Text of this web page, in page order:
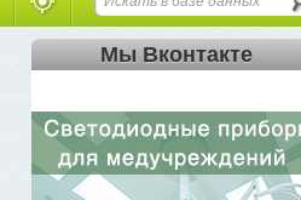
Мы Вконтакте